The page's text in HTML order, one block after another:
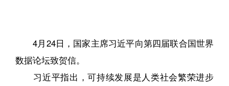
4月24日，国家主席习近平向第四届联合国世界
数据论坛致贺信。
习近平指出，可持续发展是人类社会繁荣进步